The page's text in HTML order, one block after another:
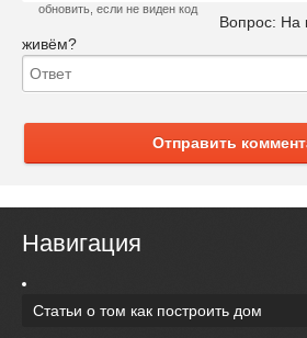
обновить, если не виден код
Вопрос: На
живём?
Отправить
Навигация
Статьи о том как построить дом